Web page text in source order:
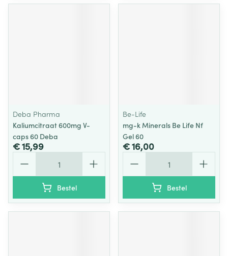
Deba Pharma
Kaliumcitraat 600mg V-
caps 60 Deba
€ 15,99
Bestel
Be-Life
mg-k Minerals Be Life Nf
Gel 60
€ 16,00
Bestel